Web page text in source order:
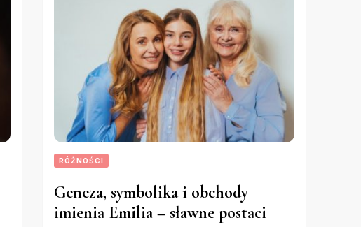
RÓŻNOŚCI
Geneza, symbolika i obchody
imienia Emilia – sławne postaci